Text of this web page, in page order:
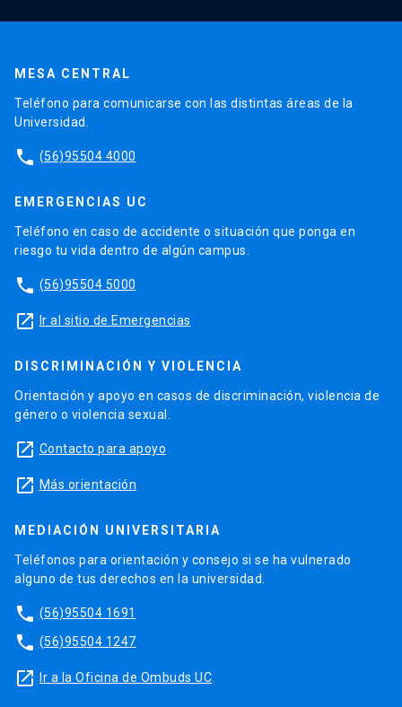
MESA CENTRAL
Teléfono para comunicarse con las distintas áreas de la
Universidad.
phone (56)95504 4000
EMERGENCIAS UC
Teléfono en caso de accidente o situación que ponga en
riesgo tu vida dentro de algún campus.
phone (56)95504 5000
launch Ir al sitio de Emergencias
DISCRIMINACIÓN Y VIOLENCIA
Orientación y apoyo en casos de discriminación, violencia de
género o violencia sexual.
launch Contacto para apoyo
launch Más orientación
MEDIACIÓN UNIVERSITARIA
Teléfonos para orientación y consejo si se ha vulnerado
alguno de tus derechos en la universidad.
phone (56)95504 1691
phone (56)95504 1247
launch Ir a la Oficina de Ombuds UC